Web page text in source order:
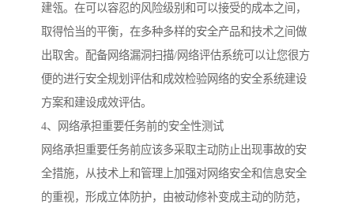
建瓴。在可以容忍的风险级别和可以接受的成本之间，
取得恰当的平衡，在多种多样的安全产品和技术之间做
出取舍。配备网络漏洞扫描/网络评估系统可以让您很方
便的进行安全规划评估和成效检验网络的安全系统建设
方案和建设成效评估。
4、网络承担重要任务前的安全性测试
网络承担重要任务前应该多采取主动防止出现事故的安
全措施，从技术上和管理上加强对网络安全和信息安全
的重视，形成立体防护，由被动修补变成主动的防范，